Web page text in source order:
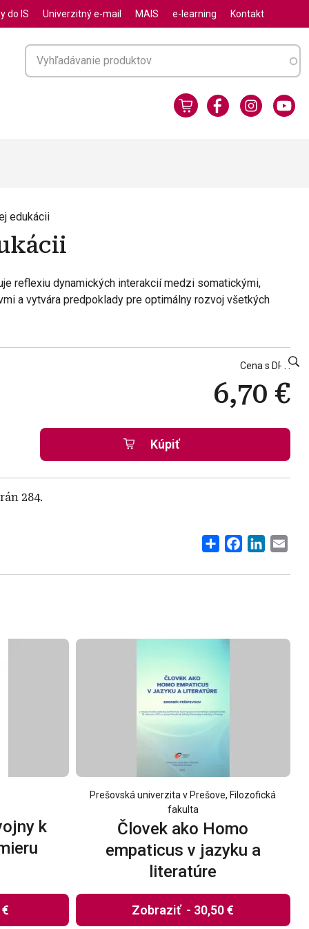
do IS Univerzitný e-mail MAIS e-learning Kontakt
edukácii
reflexiu dynamických interakcií medzi somatickými,
a vytvára predpoklady pre optimálny rozvoj všetkých
Cena s DPH
6,70 €
284.
ShareFacebook
k
Prešovská univerzita v Prešove, Filozofická
fakulta
Človek ako Homo
empaticus v jazyku a
literatúre
Zobraziť - 30,50 €